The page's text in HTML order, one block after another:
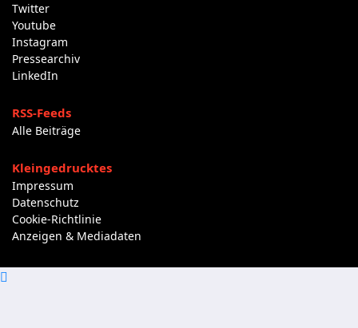
Twitter
Youtube
Instagram
Pressearchiv
LinkedIn
RSS-Feeds
Alle Beiträge
Kleingedrucktes
Impressum
Datenschutz
Cookie-Richtlinie
Anzeigen & Mediadaten